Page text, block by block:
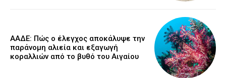
ΑΑΔΕ: Πώς ο έλεγχος αποκάλυψε την
παράνομη αλιεία και εξαγωγή
κοραλλιών από το βυθό του Αιγαίου